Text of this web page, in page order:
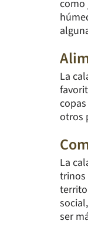
como
La
otros
La
trinos
ser